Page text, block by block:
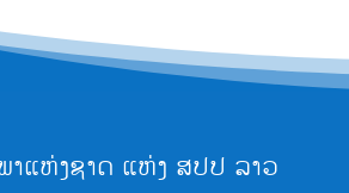
າແຫ່ງຊາດ ແຫ່ງ ສປປ ລາວ